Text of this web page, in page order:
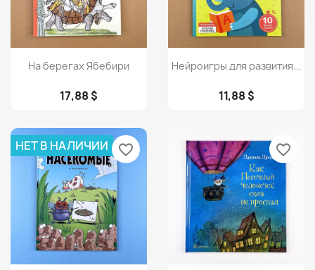
Просмотр
На берегах Ябебири
17,88 $
Просмотр
Нейроигры для развития...
11,88 $
НЕТ В НАЛИЧИИ favorite_border favorite_border